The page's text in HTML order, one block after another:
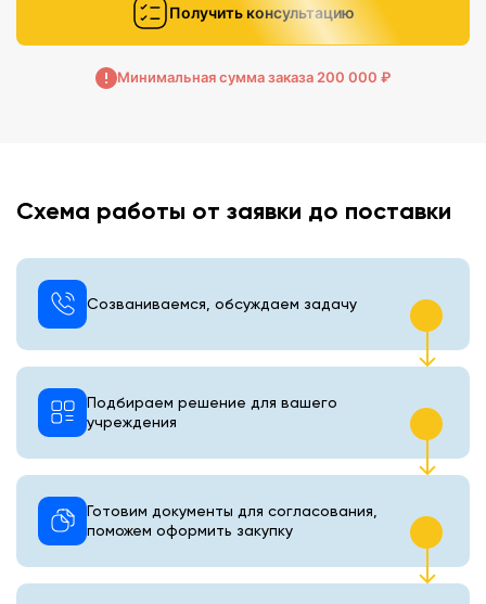
Получить консультацию
Минимальная сумма заказа 200 000 ₽
Схема работы от заявки до поставки
Созваниваемся, обсуждаем задачу
Подбираем решение для вашего
учреждения
Готовим документы для согласования,
поможем оформить закупку